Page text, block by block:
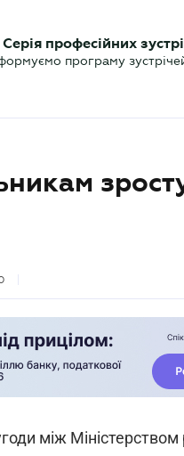
Календар
професійних
програму
між